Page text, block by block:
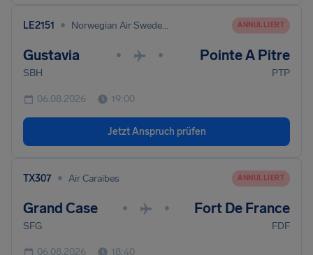
LE2151 • Norwegian Air Sweden Ab ANNULLIERT
Gustavia • • Pointe A Pitre
SBH PTP
06.08.2026 19:00
Jetzt Anspruch prüfen
TX307 • Air Caraibes ANNULLIERT
Grand Case • • Fort De France
SFG FDF
06.08.2026 18:40